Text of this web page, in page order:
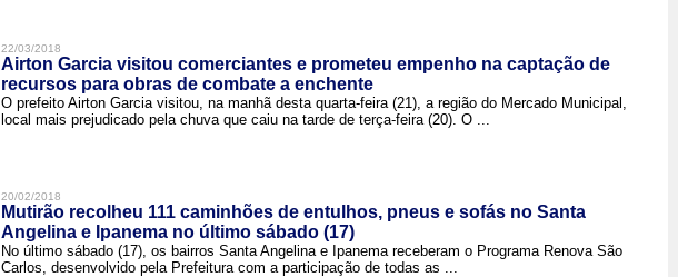
22/03/2018
Airton Garcia visitou comerciantes e prometeu empenho na captação de
recursos para obras de combate a enchente
O prefeito Airton Garcia visitou, na manhã desta quarta-feira (21), a região do Mercado Municipal,
local mais prejudicado pela chuva que caiu na tarde de terça-feira (20). O ...
20/02/2018
Mutirão recolheu 111 caminhões de entulhos, pneus e sofás no Santa
Angelina e Ipanema no último sábado (17)
No último sábado (17), os bairros Santa Angelina e Ipanema receberam o Programa Renova São
Carlos, desenvolvido pela Prefeitura com a participação de todas as ...